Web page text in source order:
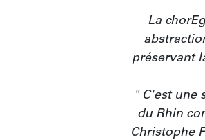
La
préservant
" C'est une
du Rhin
Christophe